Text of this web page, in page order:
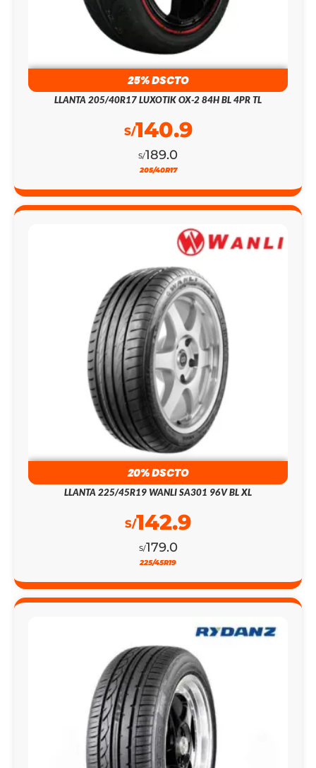
25% DSCTO
LLANTA 205/40R17 LUXOTIK OX-2 84H BL 4PR TL
S/189.0
S/140.9
205/40R17
20% DSCTO
LLANTA 225/45R19 WANLI SA301 96V BL XL
S/179.0
S/142.9
225/45R19